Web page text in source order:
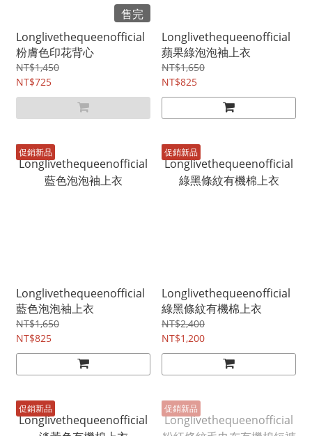
售完
Longlivethequeenofficial
粉膚色印花背心
NT$1,450
NT$725
Longlivethequeenofficial
蘋果綠泡泡袖上衣
NT$1,650
NT$825
促銷新品
Longlivethequeenofficial
藍色泡泡袖上衣
NT$1,650
NT$825
促銷新品
Longlivethequeenofficial
綠黑條紋有機棉上衣
NT$2,400
NT$1,200
促銷新品 促銷新品